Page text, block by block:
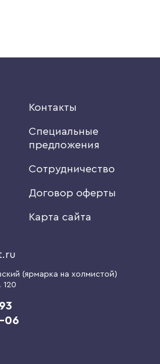
Контакты
Специальные
предложения
Сотрудничество
Договор оферты
Карта сайта
(ярмарка на холмистой)
120
06